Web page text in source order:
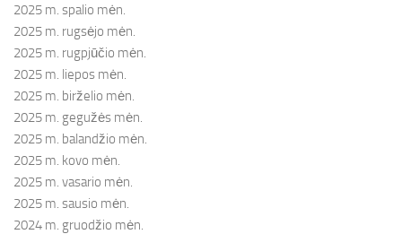
2025 m. spalio mėn.
2025 m. rugsėjo mėn.
2025 m. rugpjūčio mėn.
2025 m. liepos mėn.
2025 m. birželio mėn.
2025 m. gegužės mėn.
2025 m. balandžio mėn.
2025 m. kovo mėn.
2025 m. vasario mėn.
2025 m. sausio mėn.
2024 m. gruodžio mėn.